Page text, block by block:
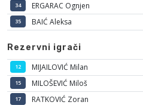
34 ERGARAC Ognjen
35 BAIĆ Aleksa
Rezervni igrači
12 MIJAILOVIĆ Milan
15 MILOŠEVIĆ Miloš
17 RATKOVIĆ Zoran